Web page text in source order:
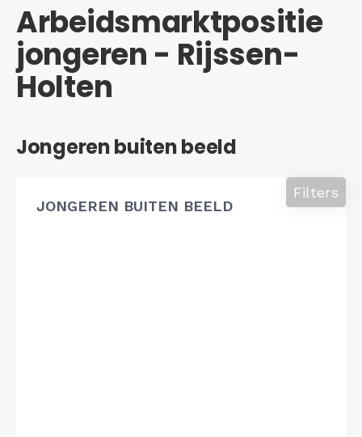
Arbeidsmarktpositie
jongeren - Rijssen-
Holten
Jongeren buiten beeld
JONGEREN BUITEN BEELD
Filters